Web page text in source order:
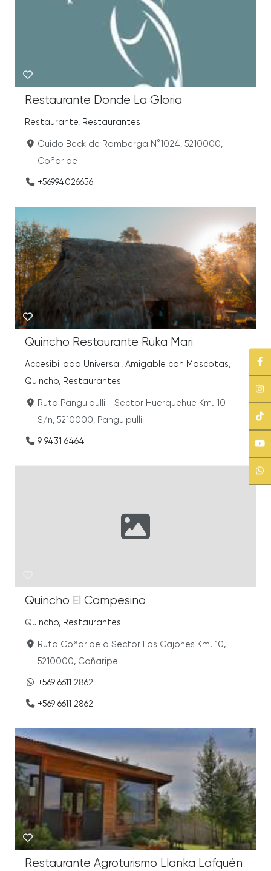
Restaurante Donde La Gloria
Restaurante, Restaurantes
Guido Beck de Ramberga N°1024, 5210000,
Coñaripe
+56994026656
Quincho Restaurante Ruka Mari
Accesibilidad Universal, Amigable con Mascotas,
Quincho, Restaurantes
Ruta Panguipulli - Sector Huerquehue Km. 10 -
S/n, 5210000, Panguipulli
9 9431 6464
Quincho El Campesino
Quincho, Restaurantes
Ruta Coñaripe a Sector Los Cajones Km. 10,
5210000, Coñaripe
+569 6611 2862
+569 6611 2862
Restaurante Agroturismo Llanka Lafquén